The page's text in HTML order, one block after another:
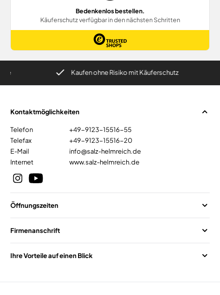
Kaufen ohne Risiko mit Käuferschutz
Kontaktmöglichkeiten
Telefon
+49-9123-15516-55
Telefax
+49-9123-15516-20
E-Mail
info@salz-helmreich.de
Internet
www.salz-helmreich.de
Öffnungszeiten
Firmenanschrift
Ihre Vorteile auf einen Blick